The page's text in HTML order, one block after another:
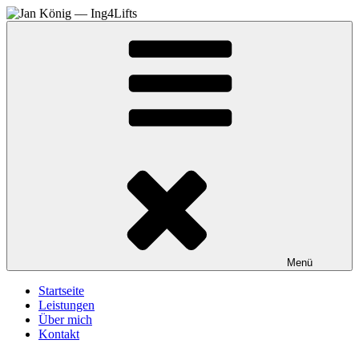
Zum
Inhalt
Menü
Startseite
Leistungen
Über mich
Kontakt